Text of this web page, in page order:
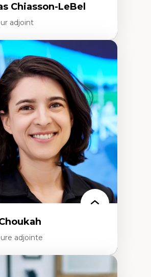
Chiasson-LeBel
adjoint
du développement
politique comparée
économique
sociales
sociaux
de l’État
adjointe